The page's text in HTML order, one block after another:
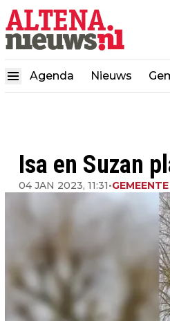
Agenda Nieuws
Isa en Suzan
04 JAN 2023, 11:31•GEMEENTE